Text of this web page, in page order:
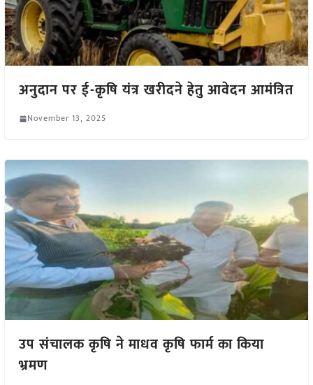
अनुदान पर ई-कृषि यंत्र खरीदने हेतु आवेदन आमंत्रित
November 13, 2025
उप संचालक कृषि ने माधव कृषि फार्म का किया
भ्रमण